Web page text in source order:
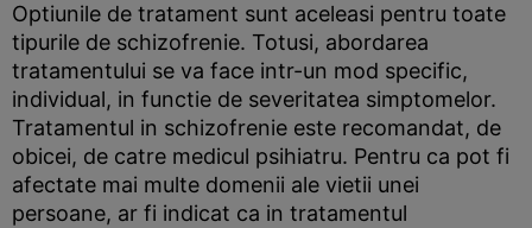
Optiunile de tratament sunt aceleasi pentru toate
tipurile de schizofrenie. Totusi, abordarea
tratamentului se va face intr-un mod specific,
individual, in functie de severitatea simptomelor.
Tratamentul in schizofrenie este recomandat, de
obicei, de catre medicul psihiatru. Pentru ca pot fi
afectate mai multe domenii ale vietii unei
persoane, ar fi indicat ca in tratamentul